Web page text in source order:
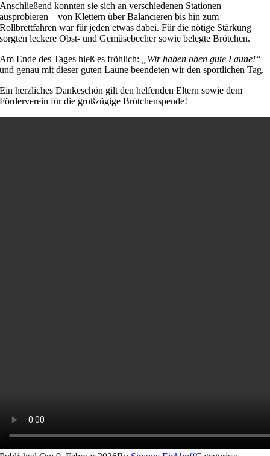
Anschließend konnten sie sich an verschiedenen Stationen
ausprobieren – von Klettern über Balancieren bis hin zum
Rollbrettfahren war für jeden etwas dabei. Für die nötige Stärkung
sorgten leckere Obst- und Gemüsebecher sowie belegte Brötchen.
Am Ende des Tages hieß es fröhlich:
„Wir haben oben gute Laune!“ –
und genau mit dieser guten Laune beendeten wir den sportlichen Tag.
Ein herzliches Dankeschön gilt den helfenden Eltern sowie dem
Förderverein für die großzügige Brötchenspende!